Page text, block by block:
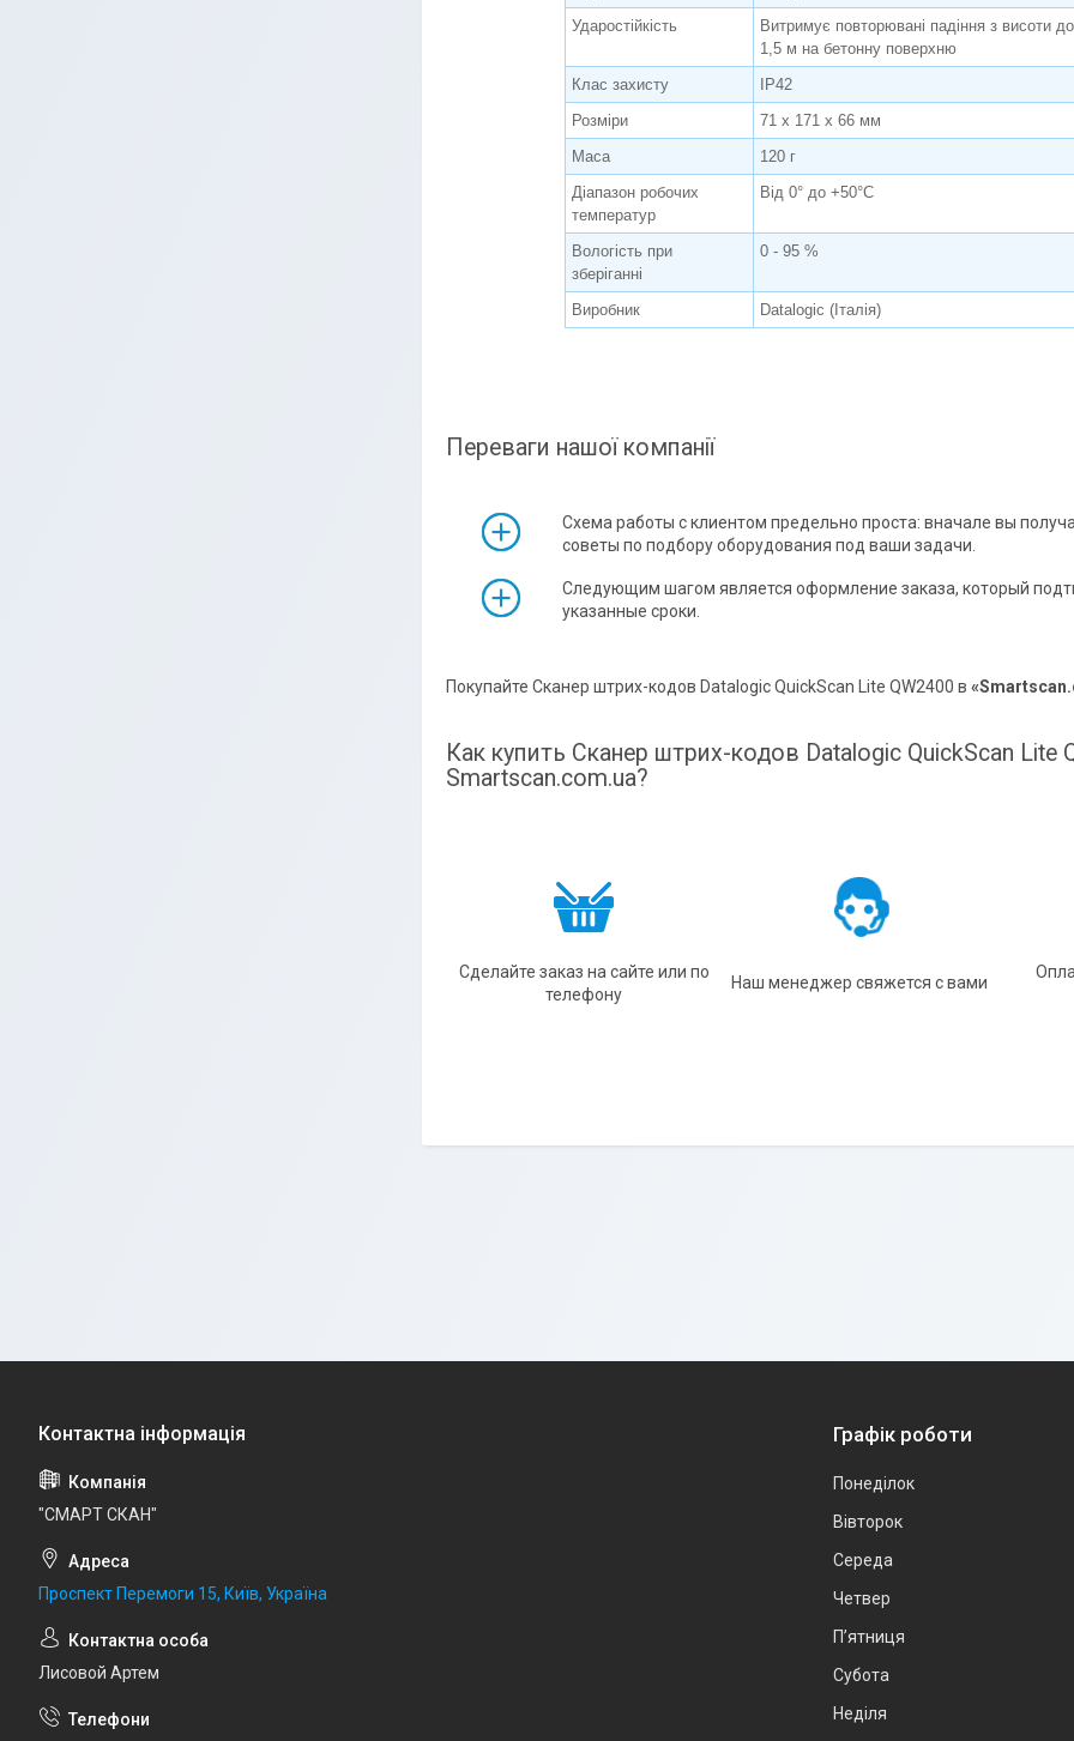
Ударостійкість
Витримує повторювані падіння з висоти до
1,5 м на бетонну поверхню
Клас захисту
IP42
Розміри
71 x 171 x 66 мм
Маса
120 г
Діапазон робочих
температур
Від 0° до +50°C
Вологість при
зберіганні
0 - 95 %
Виробник Datalogic (Італія)
Переваги нашої компанії
Схема работы с клиентом предельно проста: вначале вы
советы по подбору оборудования под ваши задачи.
Следующим шагом является оформление заказа, который
указанные сроки.
Покупайте Сканер штрих-кодов Datalogic QuickScan Lite QW2400 в
Как купить Сканер штрих-кодов Datalogic QuickScan Lite
Smartscan.com.ua?
Сделайте заказ на сайте или по
телефону
Наш менеджер свяжется с вами
"СМАРТ СКАН"
Проспект Перемоги 15, Київ, Україна
Лисовой Артем
Графік роботи
Понеділок
Вівторок
Середа
Четвер
Пʼятниця
Субота
Неділя